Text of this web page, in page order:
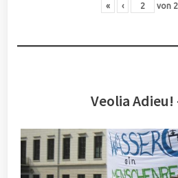
« ‹ von 2
Veolia Adieu!